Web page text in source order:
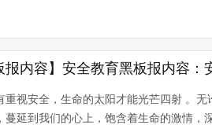
报内容】安全教育黑板报内容
重视安全，生命的太阳才能光芒四射 。
蔓延到我们的心上，饱含着生命的激情